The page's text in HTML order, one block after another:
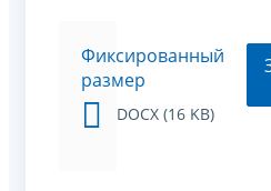
Фиксированный
размер
DOCX (16 KB)